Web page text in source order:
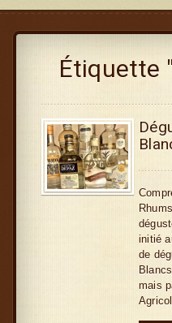
Étiquette
initié
de
mais